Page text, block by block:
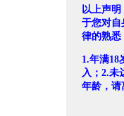
以上声
于您对自
律的熟悉
1.年满18
入；2.未
年龄，请